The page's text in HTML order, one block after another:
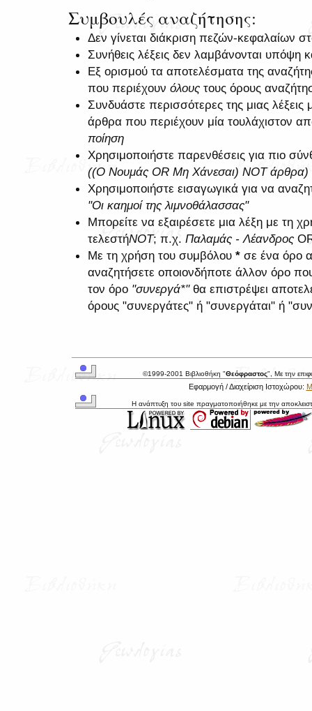
Συμβουλές αναζήτησης:
Δεν γίνεται διάκριση πεζών-κεφαλαίων
Συνήθεις λέξεις δεν λαμβάνονται υπόψη
Εξ ορισμού τα αποτελέσματα της
που περιέχουν όλους τους όρους
Συνδυάστε περισσότερες της μιας λέξεις
άρθρα που περιέχουν μία τουλάχιστον
ποίηση
Χρησιμοποιήστε παρενθέσεις για πιο
((Ο Νουμάς OR Μη Χάνεσαι) NOT άρθρα)
Χρησιμοποιήστε εισαγωγικά για να
"Οι καημοί της λιμνοθάλασσας"
Μπορείτε να εξαιρέσετε μια λέξη με τη
τελεστήNOT; π.χ. Παλαμάς - Λέανδρος
Με τη χρήση του συμβόλου * σε ένα όρο
αναζητήσετε οποιονδήποτε άλλον όρο
τον όρο "συνεργά*"θα επιστρέψει
όρους "συνεργάτες" ή "συνεργάται" ή
©1999-2001 Βιβλιοθήκη "Θεόφραστος", Με την
Εφαρμογή / Διαχείριση Ιστοχώρου:
Η ανάπτυξη του site πραγματοποιήθηκε με την